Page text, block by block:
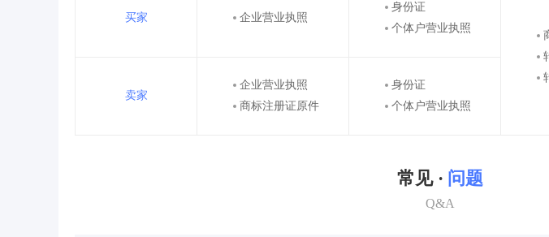
买家 企业营业执照
身份证
个体户营业执照
卖家
企业营业执照
商标注册证原件
身份证
个体户营业执照
常见 · 问题
Q&A